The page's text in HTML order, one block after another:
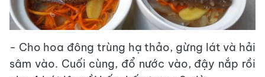
- Cho hoa đông trùng hạ thảo, gừng lát và hải
sâm vào. Cuối cùng, đổ nước vào, đậy nắp rồi